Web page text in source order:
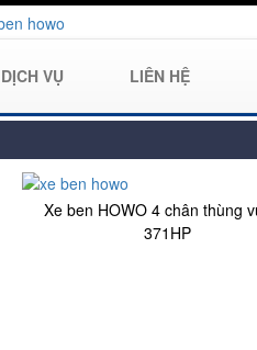
DỊCH VỤ LIÊN HỆ
Xe ben HOWO 4 chân thùng
371HP